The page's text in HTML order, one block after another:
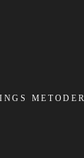
METODER